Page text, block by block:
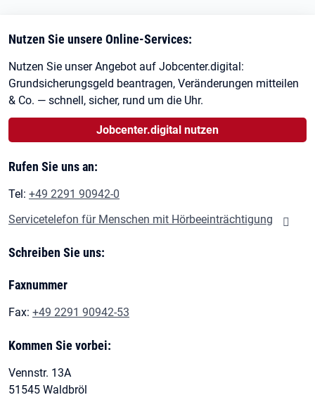
Nutzen Sie unsere Online-Services:
Nutzen Sie unser Angebot auf Jobcenter.digital:
Grundsicherungsgeld beantragen, Veränderungen mitteilen
& Co. — schnell, sicher, rund um die Uhr.
Jobcenter.digital nutzen
Rufen Sie uns an:
Tel: +49 2291 90942-0
Servicetelefon für Menschen mit Hörbeeinträchtigung
Schreiben Sie uns:
Faxnummer
Fax: +49 2291 90942-53
Kommen Sie vorbei:
Vennstr. 13A
51545 Waldbröl